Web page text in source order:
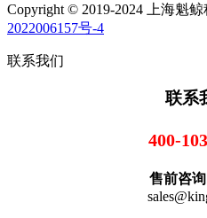
Copyright © 2019-2024 上海魁
2022006157号-4
联系我们
联系
400-
售前咨询